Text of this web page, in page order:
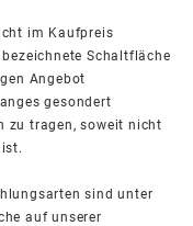
im Kaufpreis
Schaltfläche
Angebot
gesondert
zu tragen, soweit nicht
sind unter
auf unserer